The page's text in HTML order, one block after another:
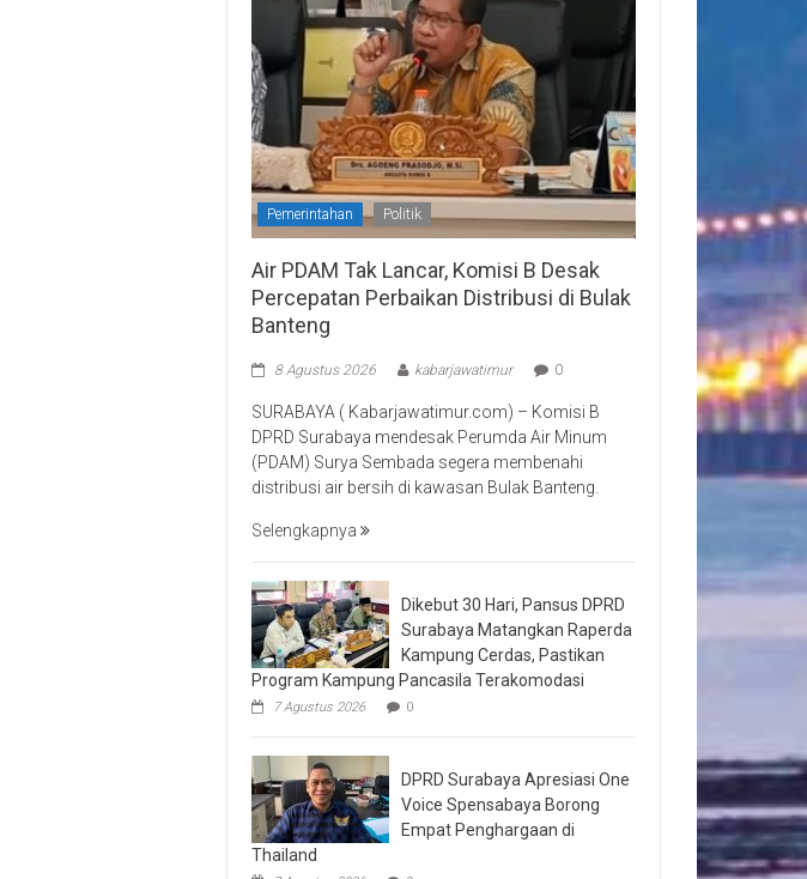
Pemerintahan Politik
Air PDAM Tak Lancar, Komisi B Desak
Percepatan Perbaikan Distribusi di Bulak
Banteng
8 Agustus 2026 kabarjawatimur 0
SURABAYA ( Kabarjawatimur.com) – Komisi B
DPRD Surabaya mendesak Perumda Air Minum
(PDAM) Surya Sembada segera membenahi
distribusi air bersih di kawasan Bulak Banteng.
Selengkapnya
Dikebut 30 Hari, Pansus DPRD
Surabaya Matangkan Raperda
Kampung Cerdas, Pastikan
Program Kampung Pancasila Terakomodasi
7 Agustus 2026 0
DPRD Surabaya Apresiasi One
Voice Spensabaya Borong
Empat Penghargaan di
Thailand